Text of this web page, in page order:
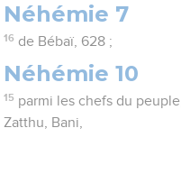
Néhémie 7
16 de Bébaï, 628 ;
Néhémie 10
15 parmi les chefs du
Zatthu, Bani,